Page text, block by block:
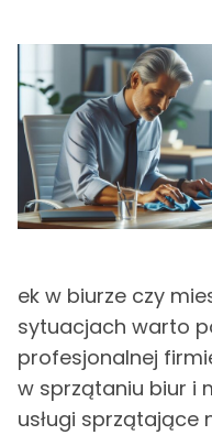
ek w biurze czy
sytuacjach warto
profesjonalnej
w sprzątaniu biur i
usługi sprzątające